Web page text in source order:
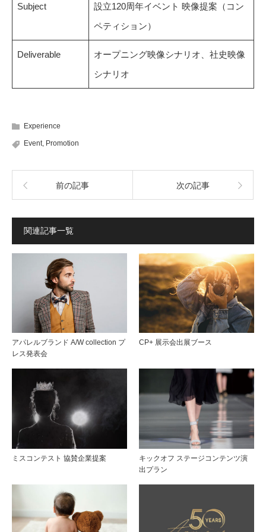
Subject
設立120周年イベント 映像提案（コン
ペティション）
Deliverable
オープニング映像シナリオ、社史映像
シナリオ
Experience
Event Promotion
前の記事 次の記事
関連記事一覧
アパレルブランド A/W collection プ
レス発表会
CP+ 展示会出展ブース
ミスコンテスト 協賛企業提案
キックオフ ステージコンテンツ演
出プラン